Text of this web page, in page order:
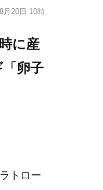
月20日 10時
に産
卵子
トロー